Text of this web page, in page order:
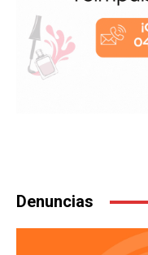
Denuncias